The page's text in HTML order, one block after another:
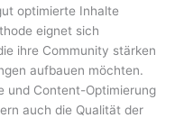
optimierte Inhalte
eignet sich
ihre Community stärken
aufbauen möchten.
und Content-Optimierung
auch die Qualität der